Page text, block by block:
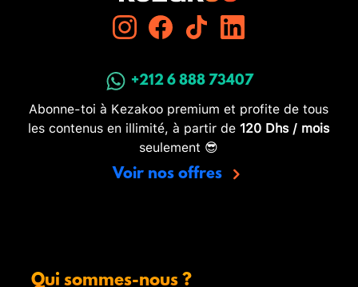
+212 6 888 73407
Abonne-toi à Kezakoo premium et profite de tous
les contenus en illimité, à partir de 120 Dhs / mois
seulement 😎
Voir nos offres
Qui sommes-nous ?